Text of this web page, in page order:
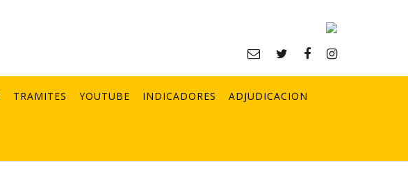
TRAMITES YOUTUBE INDICADORES ADJUDICACION